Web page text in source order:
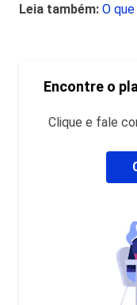
Leia também: O
Encontre o
Clique e fale